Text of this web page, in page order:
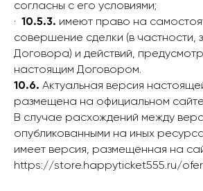
согласны с его условиями;
· 10.5.3. имеют право на
совершение сделки (в частности,
Договора) и действий,
настоящим Договором.
10.6. Актуальная версия
размещена на официальном
В случае расхождений между
опубликованными на иных
имеет версия, размещённая на
https://store.happyticket555.ru/